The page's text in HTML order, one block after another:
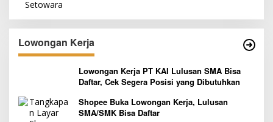
Lowongan Kerja
Lowongan Kerja PT KAI Lulusan SMA Bisa
Daftar, Cek Segera Posisi yang Dibutuhkan
Shopee Buka Lowongan Kerja, Lulusan
SMA/SMK Bisa Daftar